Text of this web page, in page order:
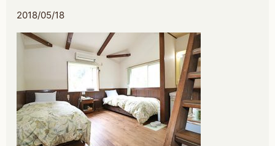
2018/05/18